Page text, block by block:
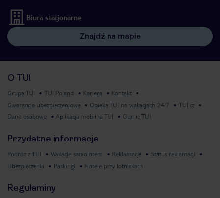
Biura stacjonarne
Znajdź na mapie
O TUI
Grupa TUI TUI Poland Kariera
Kontakt
Gwarancja ubezpieczeniowa
Opieka TUI na wakacjach 24/7
TUI.cz
Dane osobowe
Aplikacja mobilna TUI Opinie TUI
Przydatne informacje
Podróż z TUI Wakacje samolotem Reklamacje
Status reklamacji
Ubezpieczenia
Parkingi Hotele przy lotniskach
Regulaminy